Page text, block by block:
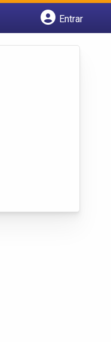
Entrar